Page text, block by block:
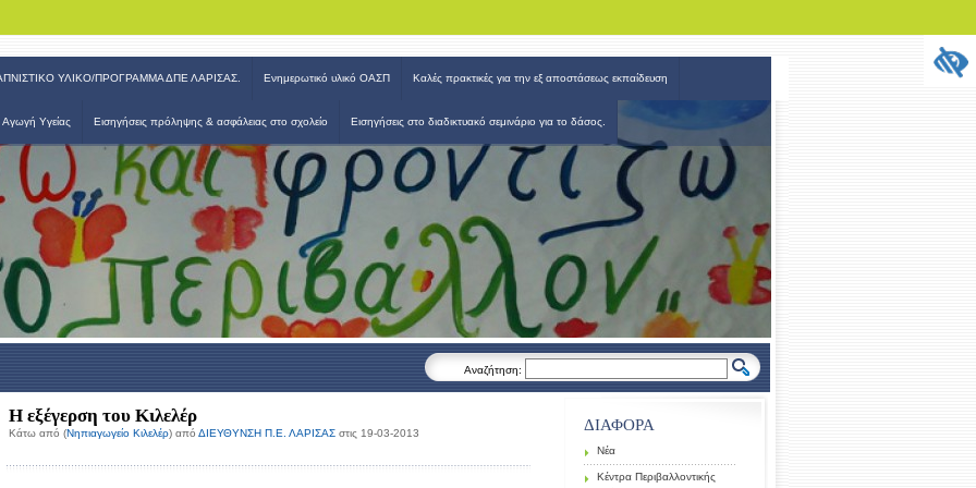
ΥΛΙΚΟ/ΠΡΟΓΡΑΜΜΑ ΔΠΕ ΛΑΡΙΣΑΣ. Ενημερωτικό υλικό ΟΑΣΠ Καλές πρακτικές για την εξ αποστάσεως εκπαίδευση
Αγωγή Υγείας Εισηγήσεις πρόληψης & ασφάλειας στο σχολείο Εισηγήσεις στο διαδικτυακό σεμινάριο για το δάσος.
σης Λάρισας
Αναζήτηση:
Η εξέγερση του Κιλελέρ
Κάτω από (Νηπιαγωγείο Κιλελέρ) από ΔΙΕΥΘΥΝΣΗ Π.Ε. ΛΑΡΙΣΑΣ στις 19-03-2013 ΔΙΑΦΟΡΑ
Νέα
Κέντρα Περιβαλλοντικής